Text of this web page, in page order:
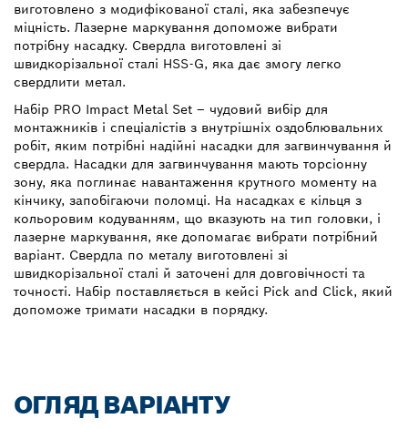
виготовлено з модифікованої сталі, яка забезпечує
міцність. Лазерне маркування допоможе вибрати
потрібну насадку. Свердла виготовлені зі
швидкорізальної сталі HSS-G, яка дає змогу легко
свердлити метал.
Набір PRO Impact Metal Set – чудовий вибір для
монтажників і спеціалістів з внутрішніх оздоблювальних
робіт, яким потрібні надійні насадки для загвинчування й
свердла. Насадки для загвинчування мають торсіонну
зону, яка поглинає навантаження крутного моменту на
кінчику, запобігаючи поломці. На насадках є кільця з
кольоровим кодуванням, що вказують на тип головки, і
лазерне маркування, яке допомагає вибрати потрібний
варіант. Свердла по металу виготовлені зі
швидкорізальної сталі й заточені для довговічності та
точності. Набір поставляється в кейсі Pick and Click, який
допоможе тримати насадки в порядку.
ОГЛЯД ВАРІАНТУ